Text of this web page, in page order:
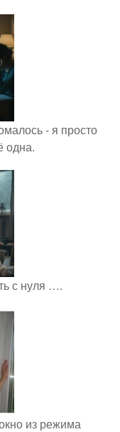
- я просто
одна.
с нуля ….
из режима